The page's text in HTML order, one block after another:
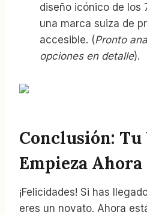
diseño icónico de los
una marca suiza de
accesible. (Pronto
opciones en detalle).
Conclusión: Tu
Empieza Ahora
¡Felicidades! Si has
eres un novato. Ahora